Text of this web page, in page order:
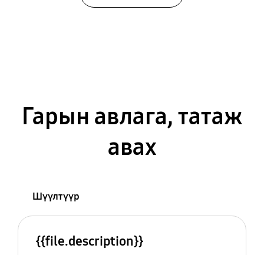
Гарын авлага, татаж
авах
Шүүлтүүр
{{file.description}}